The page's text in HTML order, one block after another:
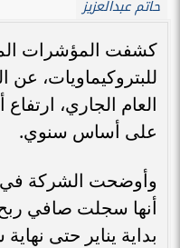
حاتم عبدالعزيز
كشفت المؤشرات
للبتروكيماويات،
على أساس سنوي.
وأوضحت الشركة في